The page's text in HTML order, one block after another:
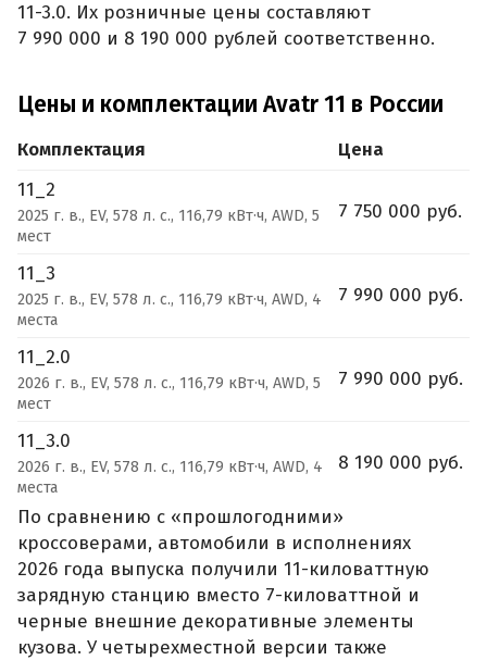
11-3.0. Их розничные цены составляют
7 990 000 и 8 190 000 рублей соответственно.
Цены и комплектации Avatr 11 в России
Комплектация
Цена
11_2
2025 г. в., EV, 578 л. с., 116,79 кВт·ч, AWD, 5
мест
7 750 000 руб.
11_3
2025 г. в., EV, 578 л. с., 116,79 кВт·ч, AWD, 4
места
7 990 000 руб.
11_2.0
2026 г. в., EV, 578 л. с., 116,79 кВт·ч, AWD, 5
мест
7 990 000 руб.
11_3.0
2026 г. в., EV, 578 л. с., 116,79 кВт·ч, AWD, 4
места
8 190 000 руб.
По сравнению с «прошлогодними»
кроссоверами, автомобили в исполнениях
2026 года выпуска получили 11-киловаттную
зарядную станцию вместо 7-киловаттной и
черные внешние декоративные элементы
кузова. У четырехместной версии также